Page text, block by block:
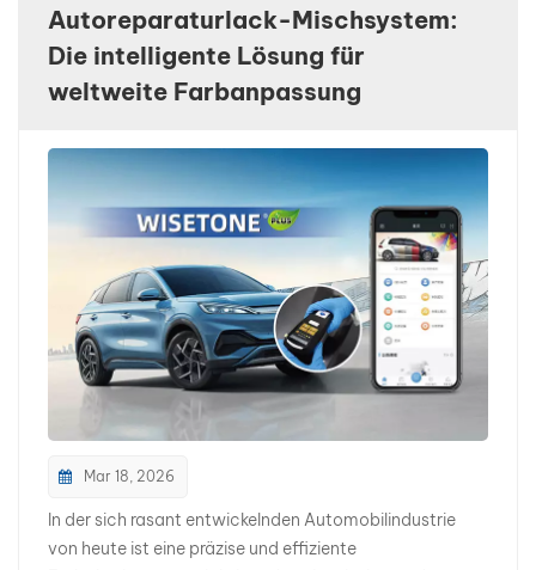
한국어
بالعربية
中文
Autoreparaturlack-Mischsystem:
Die intelligente Lösung für
weltweite Farbanpassung
Mar 18, 2026
In der sich rasant entwickelnden Automobilindustrie
von heute ist eine präzise und effiziente